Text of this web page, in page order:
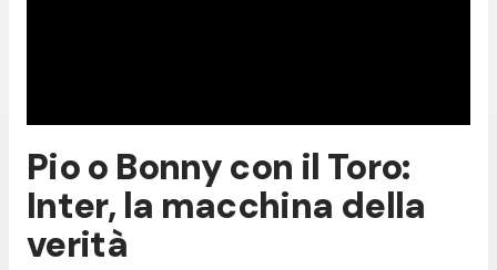
Pio o Bonny con il Toro:
Inter, la macchina della
verità